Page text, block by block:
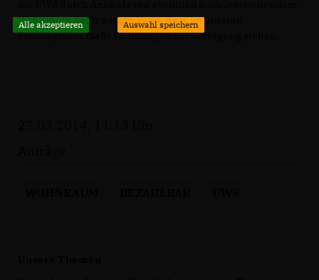
Wohnraum dafür sorgen kann, dass im unteren
Preissegment mehr Wohnungen zur Verfügung stehen.
Alle akzeptieren Auswahl speichern